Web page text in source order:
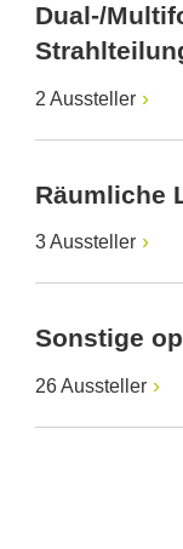
Dual-/
2 Aussteller
Räumliche
3 Aussteller
Sonstige
26 Aussteller